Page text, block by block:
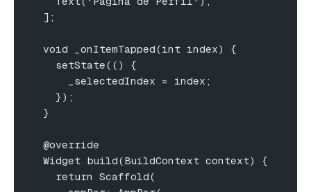
  ];
  void _onItemTapped(int index) {
    setState(() {
      _selectedIndex = index;
    });
  }
  @override
  Widget build(BuildContext context) {
    return Scaffold(